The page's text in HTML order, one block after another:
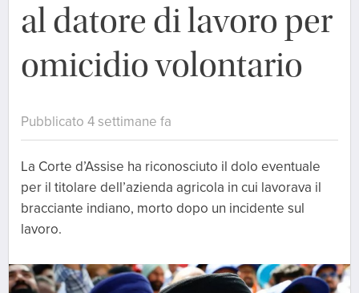
al datore di lavoro per
omicidio volontario
Pubblicato 4 settimane fa
La Corte d’Assise ha riconosciuto il dolo eventuale
per il titolare dell’azienda agricola in cui lavorava il
bracciante indiano, morto dopo un incidente sul
lavoro.